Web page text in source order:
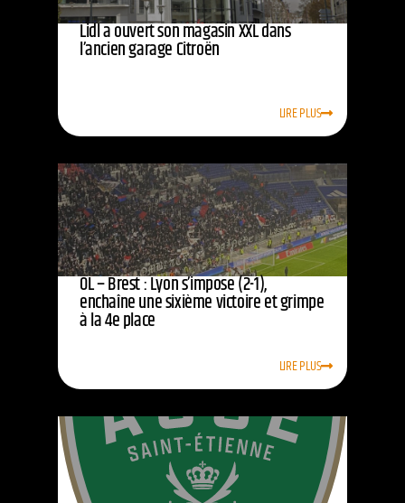
Lidl a ouvert son magasin XXL dans
l’ancien garage Citroën
LIRE PLUS
OL – Brest : Lyon s’impose (2-1),
enchaîne une sixième victoire et grimpe
à la 4e place
LIRE PLUS